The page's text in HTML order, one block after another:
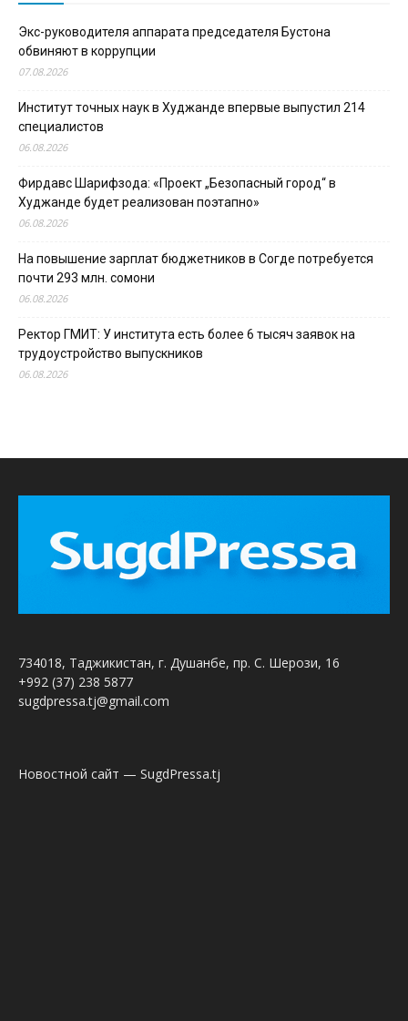
Экс-руководителя аппарата председателя Бустона
обвиняют в коррупции
07.08.2026
Институт точных наук в Худжанде впервые выпустил 214
специалистов
06.08.2026
Фирдавс Шарифзода: «Проект „Безопасный город“ в
Худжанде будет реализован поэтапно»
06.08.2026
На повышение зарплат бюджетников в Согде потребуется
почти 293 млн. сомони
06.08.2026
Ректор ГМИТ: У института есть более 6 тысяч заявок на
трудоустройство выпускников
06.08.2026
734018, Таджикистан, г. Душанбе, пр. С. Шерози, 16
+992 (37) 238 5877
sugdpressa.tj@gmail.com
Новостной сайт — SugdPressa.tj